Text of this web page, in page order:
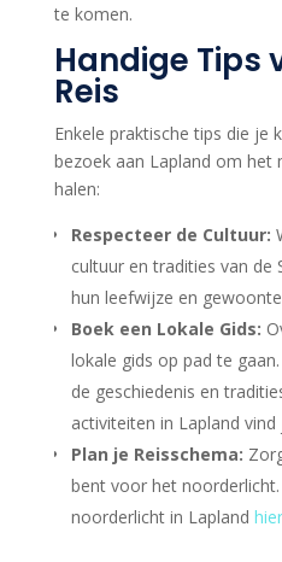
te komen.
Handige Tips
Reis
Enkele praktische tips die je
bezoek aan Lapland om het
halen:
Respecteer de Cultuur:
cultuur en tradities van de
hun leefwijze en
Boek een Lokale Gids:
lokale gids op pad te
de geschiedenis en
activiteiten in Lapland vind
Plan je Reisschema:
bent voor het
noorderlicht in Lapland hier